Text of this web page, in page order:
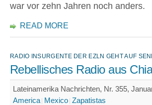
war vor zehn Jahren noch anders.
READ MORE
RADIO INSURGENTE DER EZLN GEHT AUF
Rebellisches Radio aus
Lateinamerika Nachrichten, Nr. 355,
America Mexico Zapatistas